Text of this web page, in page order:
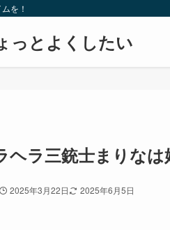
を！
っとよくしたい
ヘラ三銃士まりなは
2025年3月22日 2025年6月5日